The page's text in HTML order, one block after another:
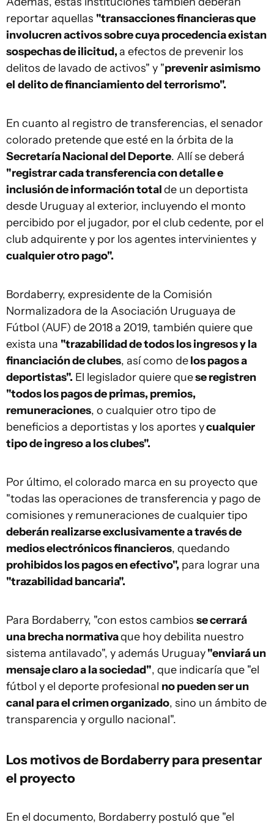
reportar aquellas "transacciones financieras que
involucren activos sobre cuya procedencia existan
sospechas de ilicitud,a efectos de prevenir los
delitos de lavado de activos" y "prevenir asimismo
el delito de financiamiento del terrorismo".
En cuanto al registro de transferencias, el senador
colorado pretende que esté en la órbita de la
Secretaría Nacional del Deporte. Allí se deberá
"registrar cada transferencia con detalle e
inclusión de información totalde un deportista
desde Uruguay al exterior, incluyendo el monto
percibido por el jugador, por el club cedente, por el
club adquirente y por los agentes intervinientes y
cualquier otro pago".
Bordaberry, expresidente de la Comisión
Normalizadora de la Asociación Uruguaya de
Fútbol (AUF) de 2018 a 2019, también quiere que
exista una "trazabilidad de todos los ingresos y la
financiación de clubes, así como delos pagos a
deportistas". El legislador quiere quese registren
"todos los pagos de primas, premios,
remuneraciones, o cualquier otro tipo de
beneficios a deportistas y los aportes ycualquier
tipo de ingreso a los clubes".
Por último, el colorado marca en su proyecto que
"todas las operaciones de transferencia y pago de
comisiones y remuneraciones de cualquier tipo
deberán realizarse exclusivamente a través de
medios electrónicos financieros, quedando
prohibidos los pagos en efectivo", para lograr una
"trazabilidad bancaria".
Para Bordaberry, "con estos cambios se cerrará
una brecha normativaque hoy debilita nuestro
sistema antilavado", y además Uruguay"enviará un
mensaje claro a la sociedad", que indicaría que "el
fútbol y el deporte profesional no pueden ser un
canal para el crimen organizado, sino un ámbito de
transparencia y orgullo nacional".
Los motivos de Bordaberry para presentar
el proyecto
En el documento, Bordaberry postuló que "el